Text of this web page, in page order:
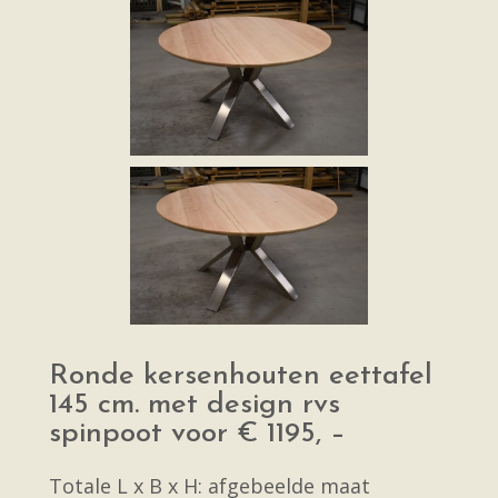
Ronde kersenhouten eettafel
145 cm. met design rvs
spinpoot voor € 1195, –
Totale L x B x H: afgebeelde maat